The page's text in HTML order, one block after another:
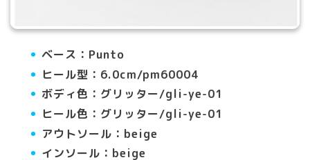
ベース：Punto
ヒール型：6.0cm/pm60004
ボディ色：グリッター/gli-ye-01
ヒール色：グリッター/gli-ye-01
アウトソール：beige
インソール：beige